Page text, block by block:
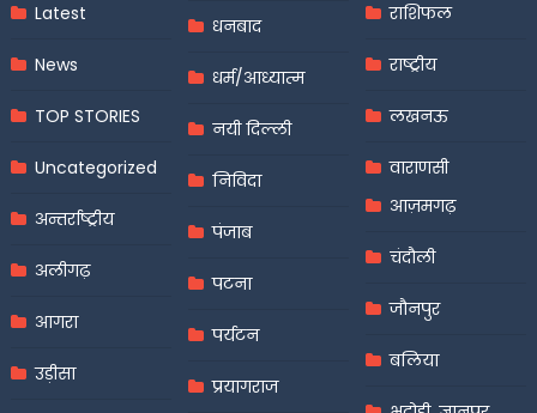
Latest
News
TOP STORIES
Uncategorized
अन्तर्राष्ट्रीय
अलीगढ़
आगरा
उड़ीसा
धनबाद
धर्म/आध्यात्म
नयी दिल्ली
निविदा
पंजाब
पटना
पर्यटन
प्रयागराज
राशिफल
राष्ट्रीय
लखनऊ
वाराणसी
आज़मगढ़
चंदौली
जौनपुर
बलिया